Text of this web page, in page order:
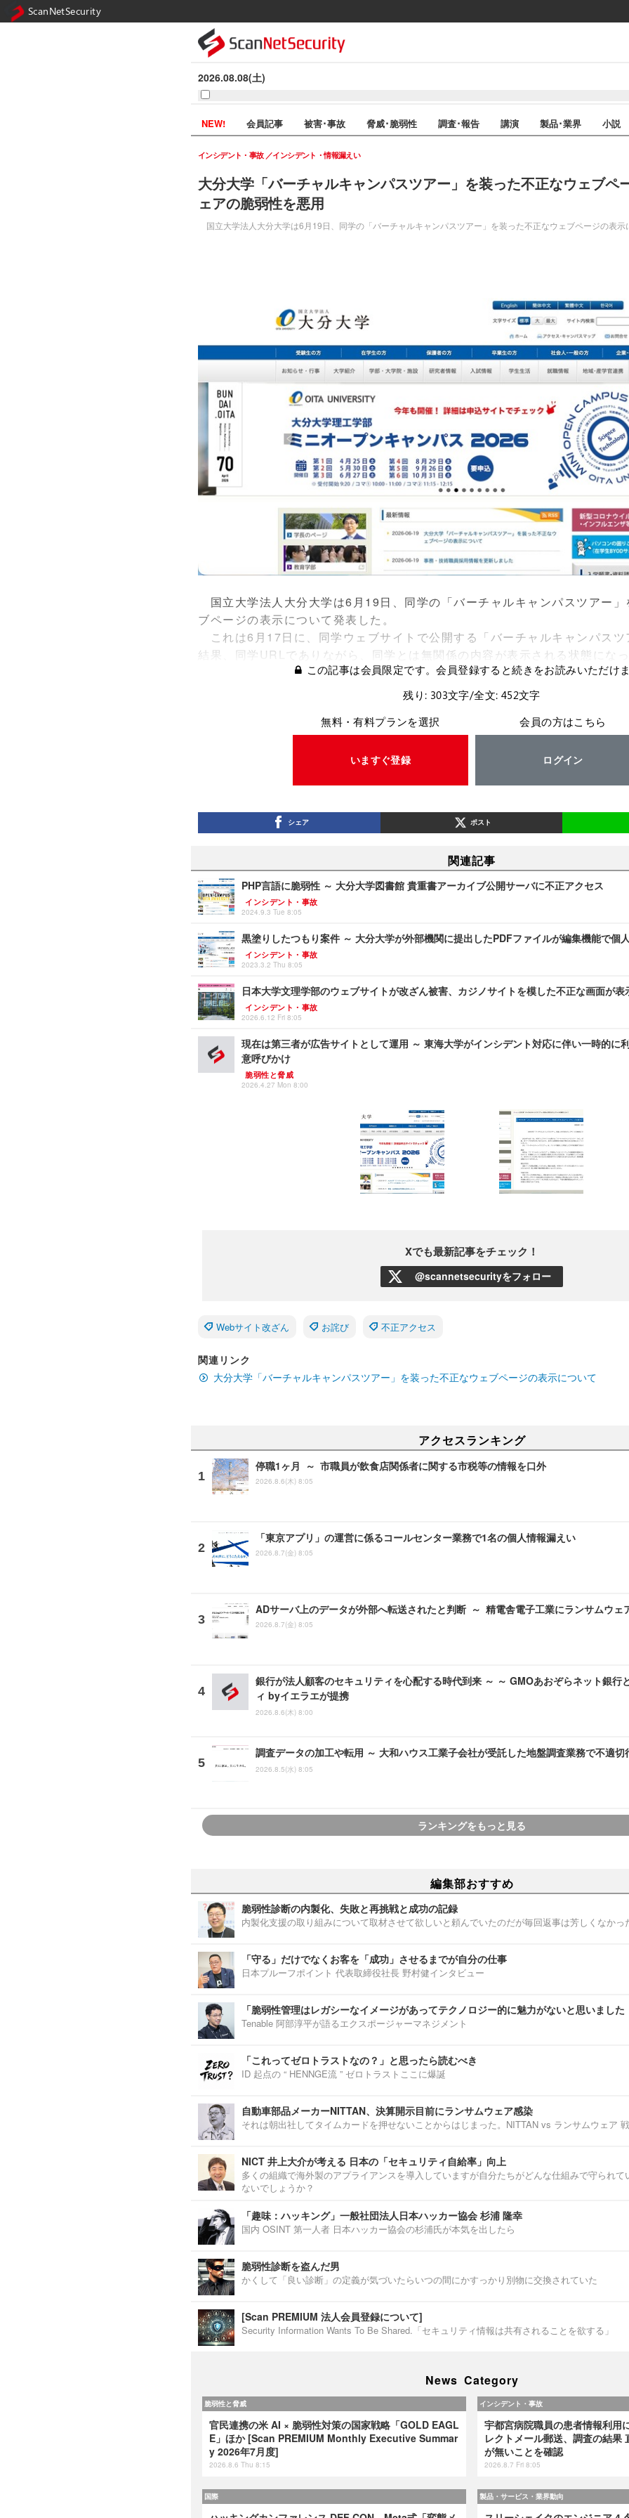
2026.08.08(土)
NEW! 会員記事 被害･事故 脅威･脆弱性 調査･報告 講演 製品･業界 小説
大分大学「バーチャルキャンパスツアー」を装った不正なウェブペ
ェアの脆弱性を悪用
国立大学法人大分大学は6月19日、同学の「バーチャルキャンパスツアー」を装った不正なウェブページの表示
インシデント・事故 インシデント・情報漏えい
国立大学法人大分大学は6月19日、同学の「バーチャルキャンパスツアー」
ブページの表示について発表した。
これは6月17日に、同学ウェブサイトで公開する「バーチャルキャンパスツ
結果、同学URLでありながら、同学とは無関係の内容が表示される状態になっ
この記事は会員限定です。会員登録すると続きをお読みいただけま
残り: 303文字/全文: 452文字
無料・有料プランを選択
いますぐ登録
会員の方はこちら
ログイン
シェア ポスト
関連記事
PHP言語に脆弱性 ～ 大分大学図書館 貴重書アーカイブ公開サーバに不正アクセス
インシデント・事故
2024.9.3 Tue 8:05
黒塗りしたつもり案件 ～ 大分大学が外部機関に提出したPDFファイルが編集機能で個
インシデント・事故
2023.3.2 Thu 8:05
日本大学文理学部のウェブサイトが改ざん被害、カジノサイトを模した不正な画面が表
インシデント・事故
2026.6.12 Fri 8:05
現在は第三者が広告サイトとして運用 ～ 東海大学がインシデント対応に伴い一時的に
意呼びかけ
脆弱性と脅威
2026.4.27 Mon 8:00
Xでも最新記事をチェック！
@scannetsecurityをフォロー
Webサイト改ざん お詫び 不正アクセス
関連リンク
大分大学「バーチャルキャンパスツアー」を装った不正なウェブページの表示について
アクセスランキング
停職1ヶ月 ～ 市職員が飲食店関係者に関する市税等の情報を口外
2026.8.6(木) 8:05
「東京アプリ」の運営に係るコールセンター業務で1名の個人情報漏えい
2026.8.7(金) 8:05
ADサーバ上のデータが外部へ転送されたと判断 ～ 精電舎電子工業にランサムウェ
2026.8.7(金) 8:05
銀行が法人顧客のセキュリティを心配する時代到来 ～ ～ GMOあおぞらネット銀行
ィ byイエラエが提携
2026.8.6(木) 8:00
調査データの加工や転用 ～ 大和ハウス工業子会社が受託した地盤調査業務で不適切
2026.8.5(水) 8:05
ランキングをもっと見る
編集部おすすめ
脆弱性診断の内製化、失敗と再挑戦と成功の記録
内製化支援の取り組みについて取材させて欲しいと頼んでいたのだが毎回返事は芳しくなかっ
「守る」だけでなくお客を「成功」させるまでが自分の仕事
日本プルーフポイント 代表取締役社長 野村健インタビュー
「脆弱性管理はレガシーなイメージがあってテクノロジー的に魅力がないと思いました
Tenable 阿部淳平が語るエクスポージャーマネジメント
「これってゼロトラストなの？」と思ったら読むべき
ID 起点の “ HENNGE流 ” ゼロトラストここに爆誕
自動車部品メーカーNITTAN、決算開示目前にランサムウェア感染
それは朝出社してタイムカードを押せないことからはじまった。NITTAN vs ランサムウェア
NICT 井上大介が考える 日本の「セキュリティ自給率」向上
多くの組織で海外製のアプライアンスを導入していますが自分たちがどんな仕組みで守られ
ないでしょうか？
「趣味：ハッキング」一般社団法人日本ハッカー協会 杉浦 隆幸
国内 OSINT 第一人者 日本ハッカー協会の杉浦氏が本気を出したら
脆弱性診断を盗んだ男
かくして「良い診断」の定義が気づいたらいつの間にかすっかり別物に交換されていた
[Scan PREMIUM 法人会員登録について]
Security Information Wants To Be Shared.「セキュリティ情報は共有されることを欲する」
News Category
脆弱性と脅威
官民連携の米 AI × 脆弱性対策の国家戦略「GOLD EAGL
E」ほか [Scan PREMIUM Monthly Executive Summar
y 2026年7月度]
2026.8.6 Thu 8:15
インシデント・事故
宇都宮病院職員の患者情報利用
レクトメール郵送、調査の結果
が無いことを確認
2026.8.7 Fri 8:05
国際 製品・サービス・業界動向
ScanNetSecurity